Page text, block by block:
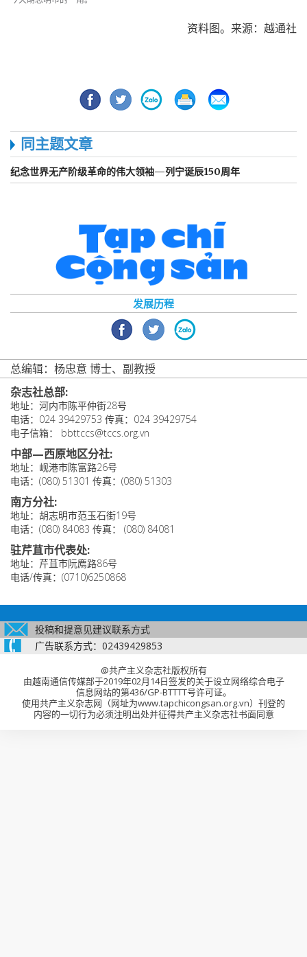
资料图。来源：越通社
同主题文章
纪念世界无产阶级革命的伟大领袖—列宁诞辰150周年
发展历程
总编辑：杨忠意 博士、副教授
杂志社总部:
地址：河内市陈平仲街28号
电话：024 39429753 传真：024 39429754
电子信箱： bbttccs@tccs.org.vn
中部—西原地区分社:
地址：岘港市陈富路26号
电话：(080) 51301 传真：(080) 51303
南方分社:
地址：胡志明市范玉石街19号
电话：(080) 84083 传真： (080) 84081
驻芹苴市代表处:
地址：芹苴市阮廌路86号
电话/传真：(0710)6250868
投稿和提意见建议联系方式
广告联系方式：02439429853
@共产主义杂志社版权所有
由越南通信传媒部于2019年02月14日签发的关于设立网络综合电子
信息网站的第436/GP-BTTTT号许可证。
使用共产主义杂志网（网址为www.tapchicongsan.org.vn）刊登的
内容的一切行为必须注明出处并征得共产主义杂志社书面同意